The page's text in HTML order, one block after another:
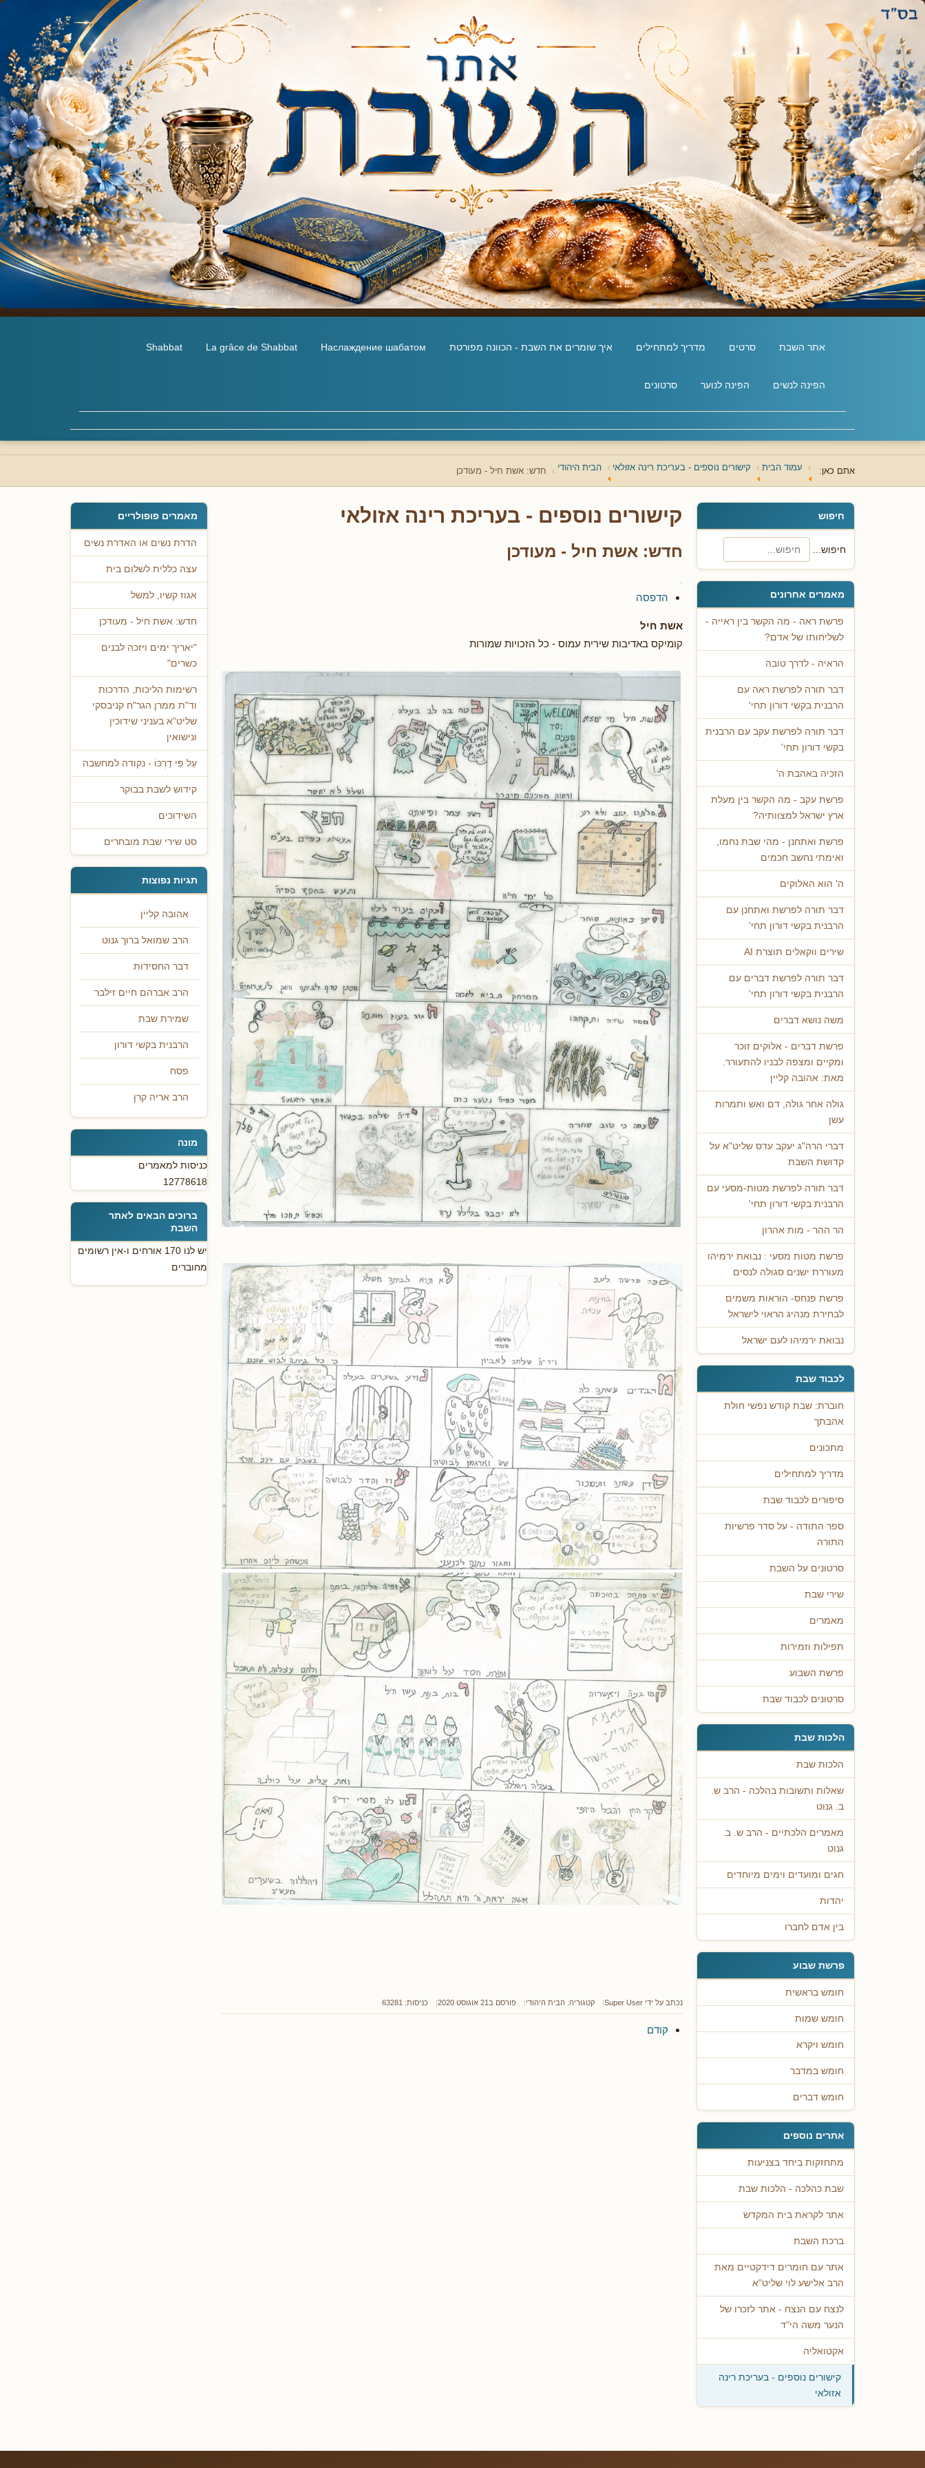
אתר השבת סרטים מדריך למתחילים איך שומרים את השבת - הכוונה מפורטת Наслаждение шабатом
La grâce de Shabbat
Shabbat
הפינה לנשים הפינה לנוער סרטונים
אתם כאן: עמוד הבית קישורים נוספים - בעריכת רינה אזולאי הבית היהודי חדש: אשת חיל - מעודכן
חיפוש
חיפוש...
מאמרים אחרונים
פרשת ראה - מה הקשר בין ראייה -
לשליחותו של אדם?
הראיה - לדרך טובה
דבר תורה לפרשת ראה עם
הרבנית בקשי דורון תחי'
דבר תורה לפרשת עקב עם הרבנית
בקשי דורון תחי'
הזכיה באהבת ה'
פרשת עקב - מה הקשר בין מעלת
ארץ ישראל למצוותיה?
פרשת ואתחנן - מהי שבת נחמו,
ואימתי נחשב חכמים
ה' הוא האלוקים
דבר תורה לפרשת ואתחנן עם
הרבנית בקשי דורון תחי'
שירים ווקאלים תוצרת AI
דבר תורה לפרשת דברים עם
הרבנית בקשי דורון תחי'
משה נושא דברים
פרשת דברים - אלוקים זוכר
ומקיים ומצפה לבניו להתעורר.
מאת: אהובה קליין
גולה אחר גולה, דם ואש ותמרות
עשן
דברי הרה"ג יעקב עדס שליט"א על
קדושת השבת
דבר תורה לפרשת מטות-מסעי עם
הרבנית בקשי דורון תחי'
הר ההר - מות אהרון
פרשת מטות מסעי : נבואת ירמיהו
מעוררת ישנים סגולה לנסים
פרשת פנחס- הוראות משמים
לבחירת מנהיג הראוי לישראל
נבואת ירמיהו לעם ישראל
לכבוד שבת
חוברת: שבת קודש נפשי חולת
אהבתך
מתכונים
מדריך למתחילים
סיפורים לכבוד שבת
ספר התודה - על סדר פרשיות
התורה
סרטונים על השבת
שירי שבת
מאמרים
תפילות וזמירות
פרשת השבוע
סרטונים לכבוד שבת
הלכות שבת
הלכות שבת
שאלות ותשובות בהלכה - הרב ש.
ב. גנוט
מאמרים הלכתיים - הרב ש. ב.
גנוט
חגים ומועדים וימים מיוחדים
יהדות
בין אדם לחברו
פרשת שבוע
חומש בראשית
חומש שמות
חומש ויקרא
חומש במדבר
חומש דברים
אתרים נוספים
מתחזקות ביחד בצניעות
שבת כהלכה - הלכות שבת
אתר לקראת בית המקדש
ברכת השבת
אתר עם חומרים דידקטיים מאת
הרב אלישע לוי שליט"א
לנצח עם הנצח - אתר לזכרו של
הנער משה הי"ד
אקטואליה
קישורים נוספים - בעריכת רינה
אזולאי
קישורים נוספים - בעריכת רינה אזולאי
חדש: אשת חיל - מעודכן
הדפסה
אשת חיל
קומיקס באדיבות שירית עמוס - כל הזכויות שמורות
נכתב על ידי Super User קטגוריה: הבית היהודי פורסם ב21 אוגוסט 2020 כניסות: 63281
קודם
מאמרים פופולריים
הדרת נשים או האדרת נשים
עצה כללית לשלום בית
אגוז קשיו, למשל
חדש: אשת חיל - מעודכן
"יאריך ימים ויזכה לבנים
כשרים"
רשימות הליכות, הדרכות
וד"ת ממרן הגר"ח קניבסקי
שליט"א בעניני שידוכין
ונישואין
עַל פִּי דַרְכּוֹ - נקודה למחשבה
קידוש לשבת בבוקר
השידוכים
סט שירי שבת מובחרים
תגיות נפוצות
אהובה קליין
הרב שמואל ברוך גנוט
דבר החסידות
הרב אברהם חיים זילבר
שמירת שבת
הרבנית בקשי דורון
פסח
הרב אריה קרן
מונה
כניסות למאמרים
12778618
ברוכים הבאים לאתר
השבת
יש לנו 170 אורחים ו-אין רשומים
מחוברים